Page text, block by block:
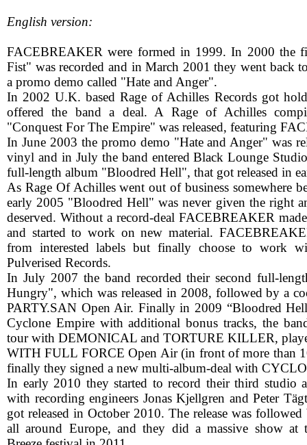
English version:
FACEBREAKER were formed in 1999. In 2000 the
Fist" was recorded and in March 2001 they went back
a promo demo called "Hate and Anger".
In 2002 U.K. based Rage of Achilles Records got
offered the band a deal. A Rage of Achilles
"Conquest For The Empire" was released, featuring
In June 2003 the promo demo "Hate and Anger" was
vinyl and in July the band entered Black Lounge
full-length album "Bloodred Hell", that got released in
As Rage Of Achilles went out of business somewhere
early 2005 "Bloodred Hell" was never given the right
deserved. Without a record-deal FACEBREAKER
and started to work on new material.
from interested labels but finally choose to work
Pulverised Records.
In July 2007 the band recorded their second full-
Hungry", which was released in 2008, followed by a
PARTY.SAN Open Air. Finally in 2009 “Bloodred
Cyclone Empire with additional bonus tracks, the
tour with DEMONICAL and TORTURE KILLER,
WITH FULL FORCE Open Air (in front of more than
finally they signed a new multi-album-deal with
In early 2010 they started to record their third studio
with recording engineers Jonas Kjellgren and Peter
got released in October 2010. The release was
all around Europe, and they did a massive show at